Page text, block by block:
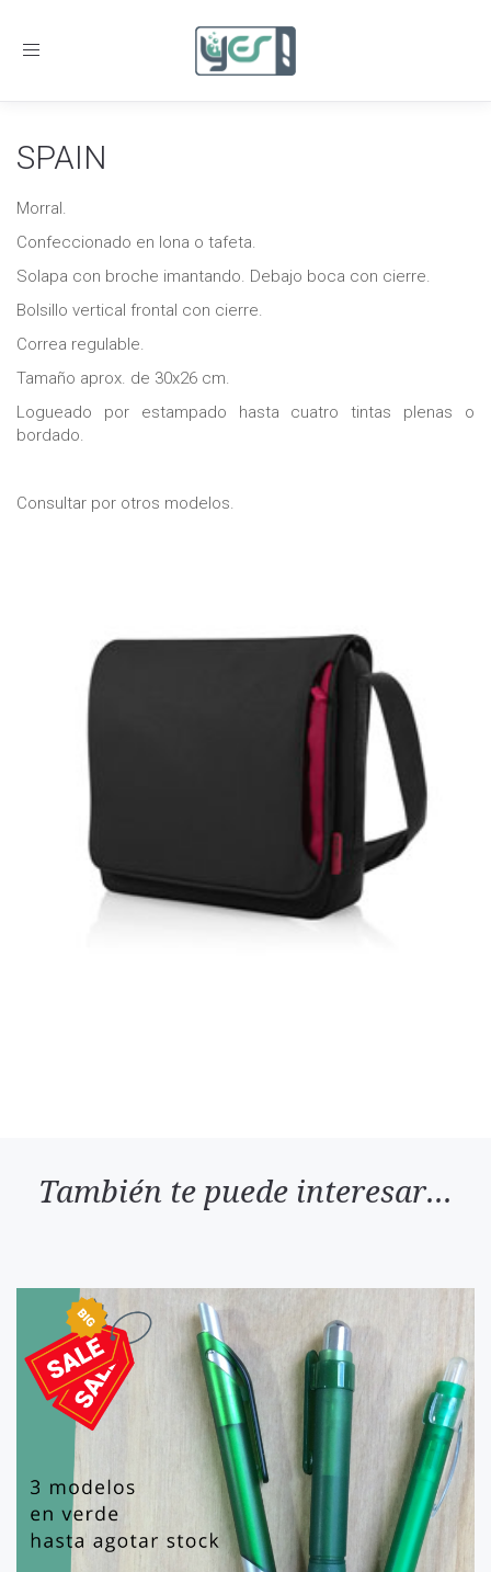
Toggle
SPAIN
Morral.
Confeccionado en lona o tafeta.
Solapa con broche imantando. Debajo boca con cierre.
Bolsillo vertical frontal con cierre.
Correa regulable.
Tamaño aprox. de 30x26 cm.
Logueado por estampado hasta cuatro tintas plenas o
bordado.
Consultar por otros modelos.
También te puede interesar...